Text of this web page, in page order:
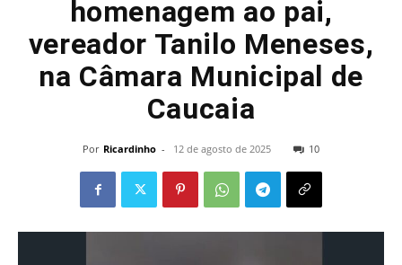
homenagem ao pai,
vereador Tanilo Meneses,
na Câmara Municipal de
Caucaia
Por Ricardinho - 12 de agosto de 2025 10